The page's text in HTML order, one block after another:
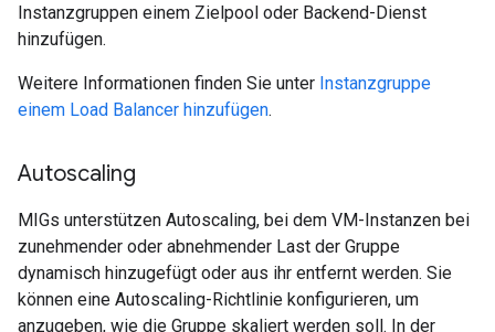
Instanzgruppen einem Zielpool oder Backend-Dienst
hinzufügen.
Weitere Informationen finden Sie unter Instanzgruppe
einem Load Balancer hinzufügen.
Autoscaling
MIGs unterstützen Autoscaling, bei dem VM-Instanzen bei
zunehmender oder abnehmender Last der Gruppe
dynamisch hinzugefügt oder aus ihr entfernt werden. Sie
können eine Autoscaling-Richtlinie konfigurieren, um
anzugeben, wie die Gruppe skaliert werden soll. In der